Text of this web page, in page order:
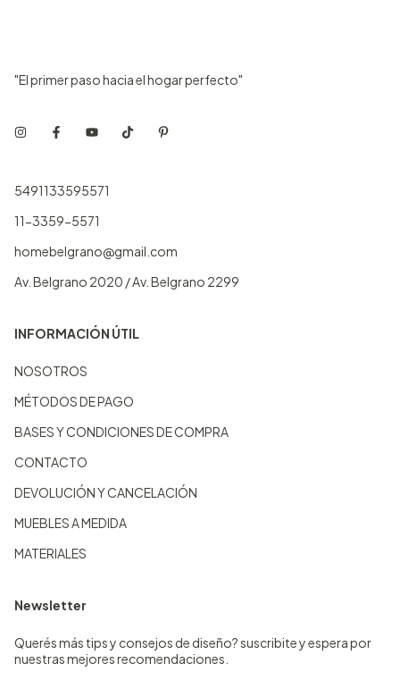
"El primer paso hacia el hogar perfecto"
5491133595571
11-3359-5571
homebelgrano@gmail.com
Av. Belgrano 2020 / Av. Belgrano 2299
INFORMACIÓN ÚTIL
NOSOTROS
MÉTODOS DE PAGO
BASES Y CONDICIONES DE COMPRA
CONTACTO
DEVOLUCIÓN Y CANCELACIÓN
MUEBLES A MEDIDA
MATERIALES
Newsletter
Querés más tips y consejos de diseño? suscribite y espera por
nuestras mejores recomendaciones.